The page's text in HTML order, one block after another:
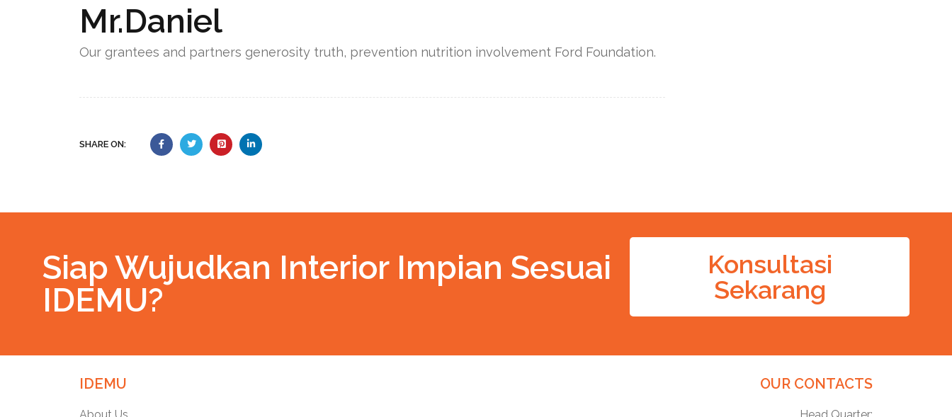
Mr.Daniel
Our grantees and partners generosity truth, prevention nutrition involvement Ford Foundation.
SHARE ON:
Siap Wujudkan Interior Impian Sesuai
IDEMU?
Konsultasi
Sekarang
IDEMU OUR CONTACTS